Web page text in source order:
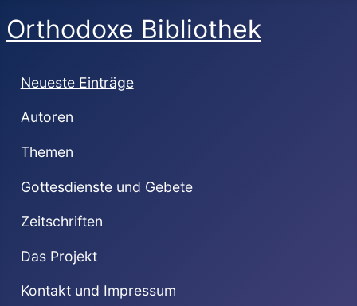
Orthodoxe Bibliothek
Neueste Einträge
Autoren
Themen
Gottesdienste und Gebete
Zeitschriften
Das Projekt
Kontakt und Impressum